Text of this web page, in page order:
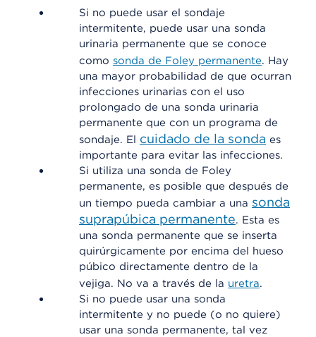
Si no puede usar el sondaje
intermitente, puede usar una sonda
urinaria permanente que se conoce
como sonda de Foley permanente. Hay
una mayor probabilidad de que ocurran
infecciones urinarias con el uso
prolongado de una sonda urinaria
permanente que con un programa de
sondaje. El cuidado de la sonda es
importante para evitar las infecciones.
Si utiliza una sonda de Foley
permanente, es posible que después de
un tiempo pueda cambiar a una sonda
suprapúbica permanente. Esta es
una sonda permanente que se inserta
quirúrgicamente por encima del hueso
púbico directamente dentro de la
vejiga. No va a través de la uretra.
Si no puede usar una sonda
intermitente y no puede (o no quiere)
usar una sonda permanente, tal vez